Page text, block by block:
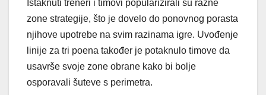
Istaknuti treneri i timovi popularizirali su razne
zone strategije, što je dovelo do ponovnog porasta
njihove upotrebe na svim razinama igre. Uvođenje
linije za tri poena također je potaknulo timove da
usavrše svoje zone obrane kako bi bolje
osporavali šuteve s perimetra.